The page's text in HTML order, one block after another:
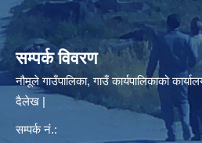
सम्पर्क विवरण
नौमूले गाउँपालिका, गाउँ कार्यपालिकाको
दैलेख |
सम्पर्क नं.: